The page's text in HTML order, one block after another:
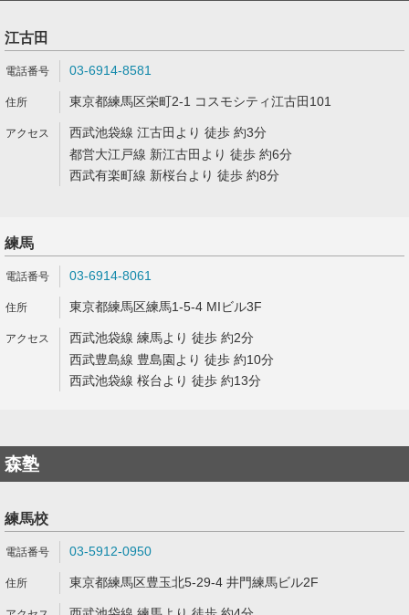
江古田
03-6914-8581
東京都練馬区栄町2-1 コスモシティ江古田101
西武池袋線 江古田より 徒歩 約3分
都営大江戸線 新江古田より 徒歩 約6分
西武有楽町線 新桜台より 徒歩 約8分
練馬
03-6914-8061
東京都練馬区練馬1-5-4 MIビル3F
西武池袋線 練馬より 徒歩 約2分
西武豊島線 豊島園より 徒歩 約10分
西武池袋線 桜台より 徒歩 約13分
森塾
練馬校
03-5912-0950
東京都練馬区豊玉北5-29-4 井門練馬ビル2F